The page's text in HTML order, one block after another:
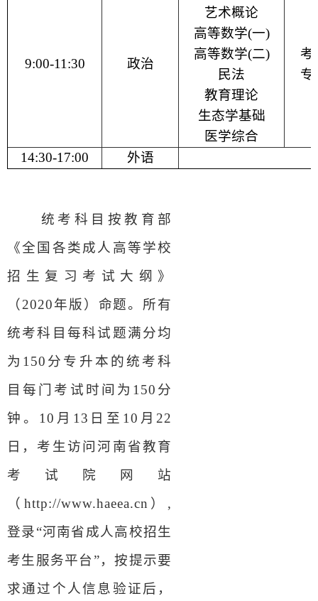
9:00-11:30 政治
艺术概论
高等数学(一)
高等数学(二)
民法
教育理论
生态学基础
医学综合
考
专
14:30-17:00 外语
统考科目按教育部
《全国各类成人高等学校
招生复习考试大纲》
（2020年版）命题。所有
统考科目每科试题满分均
为150分专升本的统考科
目每门考试时间为150分
钟。10月13日至10月22
日，考生访问河南省教育
考试院网站
（http://www.haeea.cn）,
登录“河南省成人高校招生
考生服务平台”，按提示要
求通过个人信息验证后，